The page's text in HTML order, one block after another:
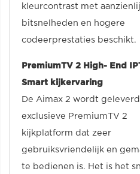
kleurcontrast met
bitsnelheden en hogere
codeerprestaties beschikt.
PremiumTV 2 High- End
Smart kijkervaring
De Aimax 2 wordt
exclusieve PremiumTV 2
kijkplatform dat zeer
gebruiksvriendelijk en
te bedienen is. Het is het